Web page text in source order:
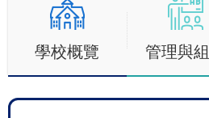
學校概覽 管理與